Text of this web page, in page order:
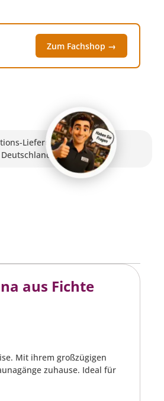
Zum Fachshop →
Lieferung
aus Fichte
Mit ihrem großzügigen
zuhause. Ideal für